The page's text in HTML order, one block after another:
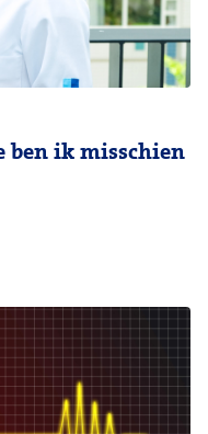
ben ik misschien